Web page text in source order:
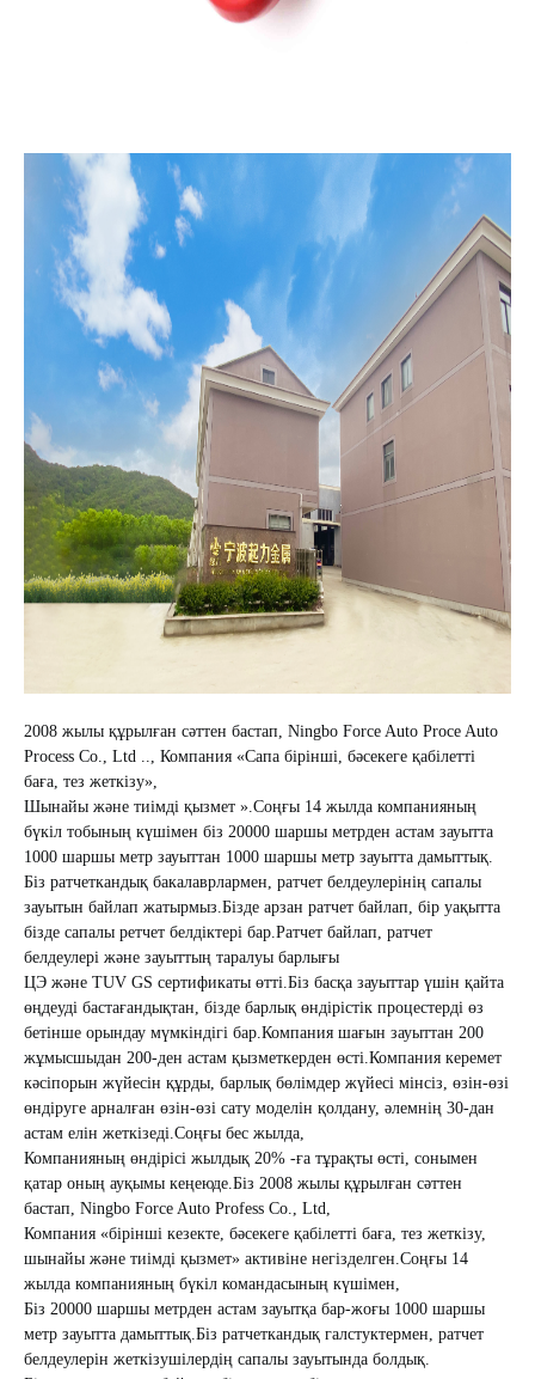
2008 жылы құрылған сәттен бастап, Ningbo Force Auto Proce Auto
Process Co., Ltd .., Компания «Сапа бірінші, бәсекеге қабілетті
баға, тез жеткізу»,
Шынайы және тиімді қызмет ».Соңғы 14 жылда компанияның
бүкіл тобының күшімен біз 20000 шаршы метрден астам зауытта
1000 шаршы метр зауыттан 1000 шаршы метр зауытта дамыттық.
Біз ратчеткандық бакалаврлармен, ратчет белдеулерінің сапалы
зауытын байлап жатырмыз.Бізде арзан ратчет байлап, бір уақытта
бізде сапалы ретчет белдіктері бар.Ратчет байлап, ратчет
белдеулері және зауыттың таралуы барлығы
ЦЭ және TUV GS сертификаты өтті.Біз басқа зауыттар үшін қайта
өңдеуді бастағандықтан, бізде барлық өндірістік процестерді өз
бетінше орындау мүмкіндігі бар.Компания шағын зауыттан 200
жұмысшыдан 200-ден астам қызметкерден өсті.Компания керемет
кәсіпорын жүйесін құрды, барлық бөлімдер жүйесі мінсіз, өзін-өзі
өндіруге арналған өзін-өзі сату моделін қолдану, әлемнің 30-дан
астам елін жеткізеді.Соңғы бес жылда,
Компанияның өндірісі жылдық 20% -ға тұрақты өсті, сонымен
қатар оның ауқымы кеңеюде.Біз 2008 жылы құрылған сәттен
бастап, Ningbo Force Auto Profess Co., Ltd,
Компания «бірінші кезекте, бәсекеге қабілетті баға, тез жеткізу,
шынайы және тиімді қызмет» активіне негізделген.Соңғы 14
жылда компанияның бүкіл командасының күшімен,
Біз 20000 шаршы метрден астам зауытқа бар-жоғы 1000 шаршы
метр зауытта дамыттық.Біз ратчеткандық галстуктермен, ратчет
белдеулерін жеткізушілердің сапалы зауытында болдық.